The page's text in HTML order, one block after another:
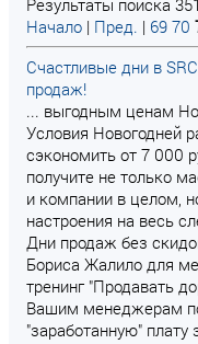
Результаты поиска
Начало | Пред. | 69 70
Счастливые дни в
продаж!
... выгодным ценам
Условия Новогодней
сэкономить от 7 000
получите не только
и компании в целом,
настроения на весь
Дни продаж без
Бориса Жалило для
тренинг "Продавать
Вашим менеджерам
"заработанную" плату